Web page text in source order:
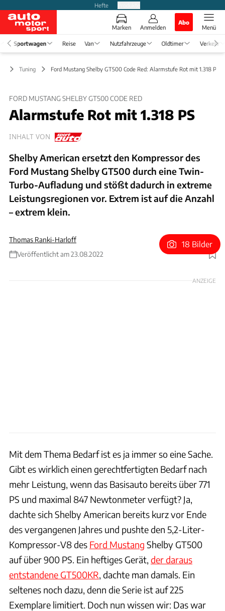
Hefte
Marken Anmelden
Abo
Menü
Sportwagen Reise Van Nutzfahrzeuge Oldtimer Verkehr
Tuning Ford Mustang Shelby GT500 Code Red: Alarmstufe Rot mit 1.318 PS
FORD MUSTANG SHELBY GT500 CODE RED
Alarmstufe Rot mit 1.318 PS
INHALT VON
Shelby American ersetzt den Kompressor des
Ford Mustang Shelby GT500 durch eine Twin-
Turbo-Aufladung und stößt dadurch in extreme
Leistungsregionen vor. Extrem ist auf die Anzahl
– extrem klein.
Thomas Ranki-Harloff
Veröffentlicht am 23.08.2022
Foto: Shelby American Inc.
18 Bilder
ANZEIGE
Mit dem Thema Bedarf ist es ja immer so eine Sache.
Gibt es wirklich einen gerechtfertigten Bedarf nach
mehr Leistung, wenn das Basisauto bereits über 771
PS und maximal 847 Newtonmeter verfügt? Ja,
dachte sich Shelby American bereits kurz vor Ende
des vergangenen Jahres und pushte den 5,2-Liter-
Kompressor-V8 des Ford Mustang Shelby GT500
auf über 900 PS. Ein heftiges Gerät, der daraus
entstandene GT500KR, dachte man damals. Ein
seltenes noch dazu, denn die Serie ist auf 225
Exemplare limitiert. Doch nun wissen wir: Das war